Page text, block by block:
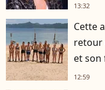
13:32
Cette
retour
et son
12:59